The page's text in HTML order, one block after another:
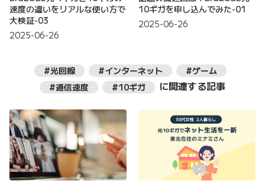
速度の違いをリアルな使い方で
大検証-03
2025-06-26
10ギガを申し込んでみた-01
2025-06-26
#光回線 #インターネット
#ゲーム
#通信速度
#10ギガ に関連する記事